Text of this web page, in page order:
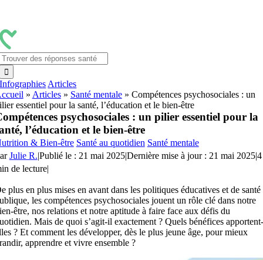
contenu
Infographies Articles
» Articles» Santé mentale» Compétences psychosociales : un
essentiel pour la santé, l’éducation et le bien-être
psychosociales : un pilier essentiel pour la
l’éducation et le bien-être
& Bien-être Santé au quotidien Santé mentale
Julie R.|Publié le : 21 mai 2025|Dernière mise à jour : 21 mai 2025|4
de lecture|
plus en plus mises en avant dans les politiques éducatives et de santé
les compétences psychosociales jouent un rôle clé dans notre
être, nos relations et notre aptitude à faire face aux défis du
Mais de quoi s’agit-il exactement ? Quels bénéfices apportent-
? Et comment les développer, dès le plus jeune âge, pour mieux
apprendre et vivre ensemble ?